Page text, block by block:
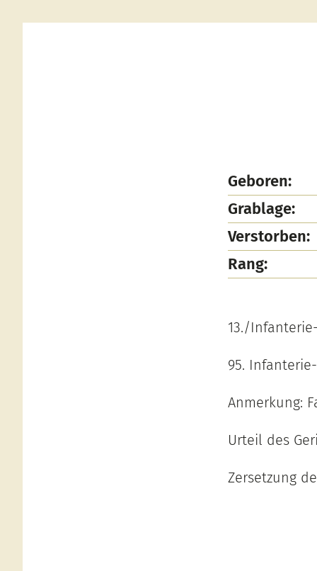
Geboren:
Grablage:
Verstorben:
Rang:
13./
95.
Anmerkung:
Urteil des
Zersetzung